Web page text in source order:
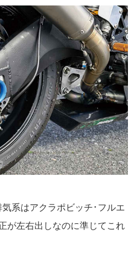
系はアクラポビッチ･フルエ
が左右出しなのに準じてこれ